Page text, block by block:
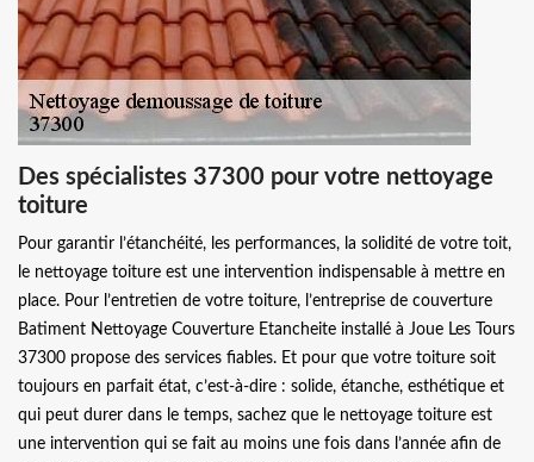
Des spécialistes 37300 pour votre nettoyage
toiture
Pour garantir l’étanchéité, les performances, la solidité de votre toit,
le nettoyage toiture est une intervention indispensable à mettre en
place. Pour l’entretien de votre toiture, l’entreprise de couverture
Batiment Nettoyage Couverture Etancheite installé à Joue Les Tours
37300 propose des services fiables. Et pour que votre toiture soit
toujours en parfait état, c’est-à-dire : solide, étanche, esthétique et
qui peut durer dans le temps, sachez que le nettoyage toiture est
une intervention qui se fait au moins une fois dans l’année afin de